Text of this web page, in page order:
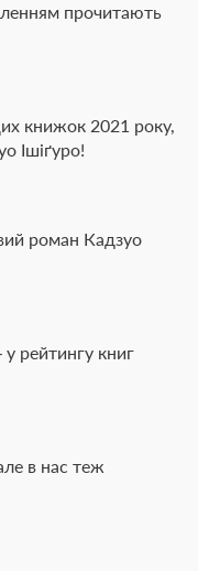
прочитають
книжок 2021 року,
Ішіґуро!
роман Кадзуо
рейтингу книг
в нас теж